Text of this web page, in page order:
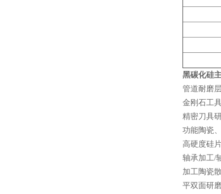
黑碳化硅
管道耐磨
金刚石工
精密刀具
功能陶瓷
高硬度硅
轴承加工/
加工陶瓷
平双面研